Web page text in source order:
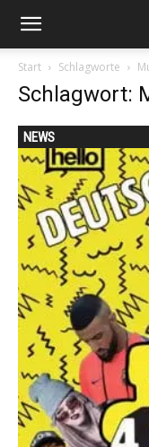
Start Schlagworte
Schlagwort:
NEWS